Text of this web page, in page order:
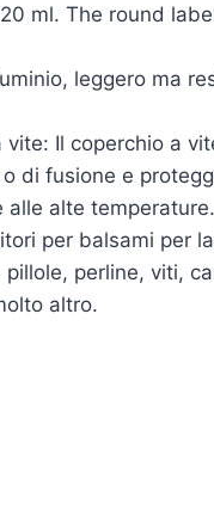
ml. The round
leggero ma
Il coperchio a
di fusione e
alle alte temperature.
per balsami per
perline, viti,
altro.